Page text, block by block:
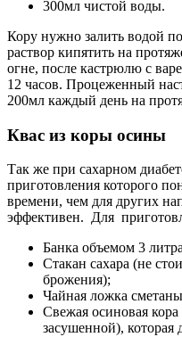
300мл чистой воды.
Кору нужно залить водой
раствор кипятить на
огне, после кастрюлю с
12 часов. Процеженный
200мл каждый день на
Квас из коры осины
Так же при сахарном
приготовления которого
времени, чем для других
эффективен. Для
Банка объемом 3
Стакан сахара (не
брожения);
Чайная ложка
Свежая осиновая
засушенной), которая